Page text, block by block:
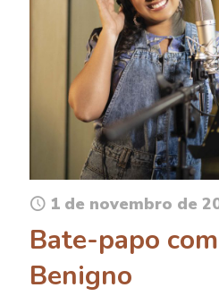
1 de novembro de
Bate-papo
Benigno